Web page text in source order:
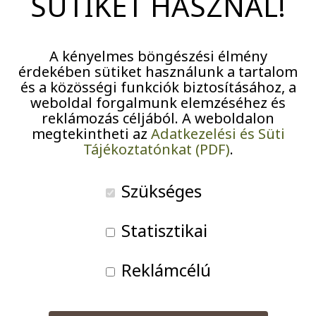
Fischer Iván saját álmát váltotta valóra, amikor 1983-
. Az együttes a kezdetektől a lehető
szolgálatát tűzte ki célul.
A kényelmes böngészési élmény
érdekében sütiket használunk a tartalom
és a közösségi funkciók biztosításához, a
weboldal forgalmunk elemzéséhez és
reklámozás céljából. A weboldalon
megtekintheti az Adatkezelési és Süti
Tájékoztatónkat (PDF).
Szükséges
Statisztikai
Reklámcélú
Pályázatok